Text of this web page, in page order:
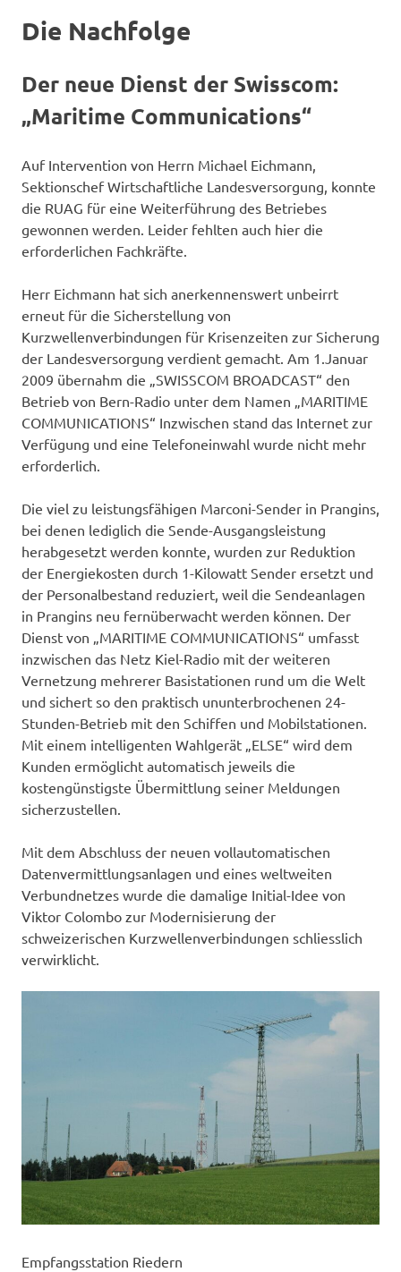
Die Nachfolge
Der neue Dienst der Swisscom:
„Maritime Communications“
Auf Intervention von Herrn Michael Eichmann,
Sektionschef Wirtschaftliche Landesversorgung, konnte
die RUAG für eine Weiterführung des Betriebes
gewonnen werden. Leider fehlten auch hier die
erforderlichen Fachkräfte.
Herr Eichmann hat sich anerkennenswert unbeirrt
erneut für die Sicherstellung von
Kurzwellenverbindungen für Krisenzeiten zur Sicherung
der Landesversorgung verdient gemacht. Am 1.Januar
2009 übernahm die „SWISSCOM BROADCAST“ den
Betrieb von Bern-Radio unter dem Namen „MARITIME
COMMUNICATIONS“ Inzwischen stand das Internet zur
Verfügung und eine Telefoneinwahl wurde nicht mehr
erforderlich.
Die viel zu leistungsfähigen Marconi-Sender in Prangins,
bei denen lediglich die Sende-Ausgangsleistung
herabgesetzt werden konnte, wurden zur Reduktion
der Energiekosten durch 1-Kilowatt Sender ersetzt und
der Personalbestand reduziert, weil die Sendeanlagen
in Prangins neu fernüberwacht werden können. Der
Dienst von „MARITIME COMMUNICATIONS“ umfasst
inzwischen das Netz Kiel-Radio mit der weiteren
Vernetzung mehrerer Basistationen rund um die Welt
und sichert so den praktisch ununterbrochenen 24-
Stunden-Betrieb mit den Schiffen und Mobilstationen.
Mit einem intelligenten Wahlgerät „ELSE“ wird dem
Kunden ermöglicht automatisch jeweils die
kostengünstigste Übermittlung seiner Meldungen
sicherzustellen.
Mit dem Abschluss der neuen vollautomatischen
Datenvermittlungsanlagen und eines weltweiten
Verbundnetzes wurde die damalige Initial-Idee von
Viktor Colombo zur Modernisierung der
schweizerischen Kurzwellenverbindungen schliesslich
verwirklicht.
Empfangsstation Riedern